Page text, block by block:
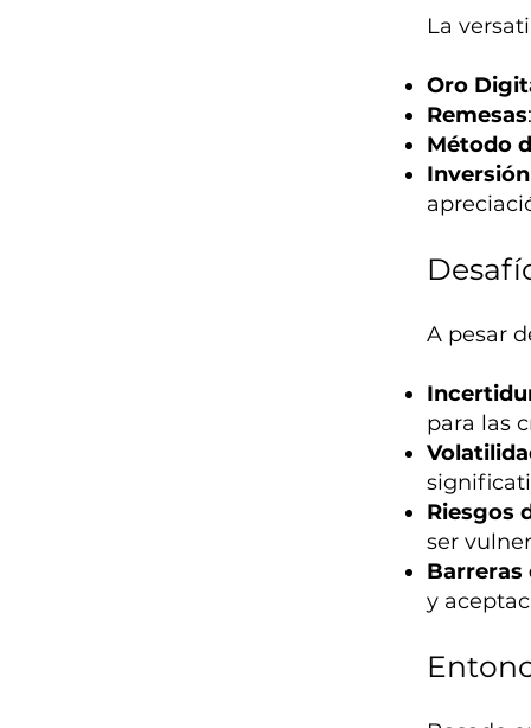
La
Oro
Remesas
Método
Inversión
A pesar
para las
Riesgos
ser
Barreras
y